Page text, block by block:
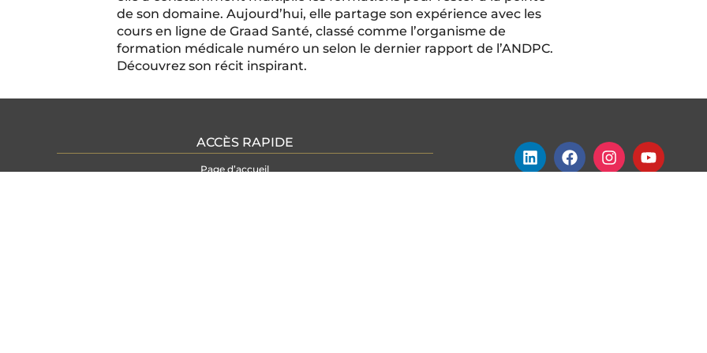
de son domaine. Aujourd’hui, elle partage son expérience avec les
cours en ligne de Graad Santé, classé comme l’organisme de
formation médicale numéro un selon le dernier rapport de l’ANDPC.
Découvrez son récit inspirant.
ACCÈS RAPIDE
Page d’accueil